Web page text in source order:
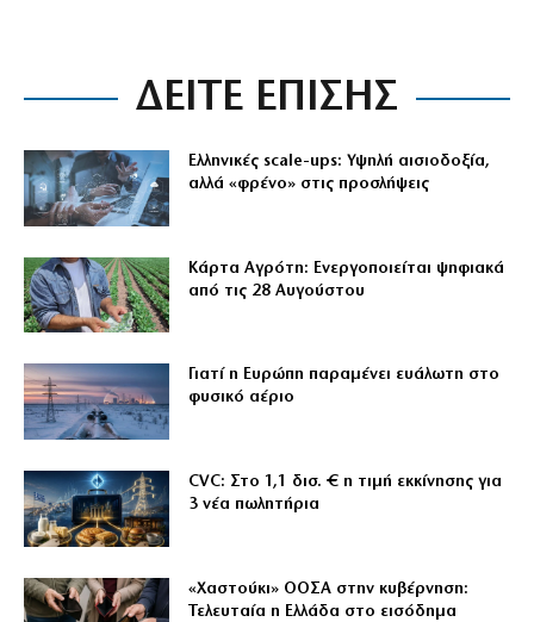
ΔΕΙΤΕ ΕΠΙΣΗΣ
Ελληνικές scale-ups: Υψηλή αισιοδοξία,
αλλά «φρένο» στις προσλήψεις
Κάρτα Αγρότη: Ενεργοποιείται ψηφιακά
από τις 28 Αυγούστου
Γιατί η Ευρώπη παραμένει ευάλωτη στο
φυσικό αέριο
CVC: Στο 1,1 δισ. € η τιμή εκκίνησης για
3 νέα πωλητήρια
«Χαστούκι» ΟΟΣΑ στην κυβέρνηση:
Τελευταία η Ελλάδα στο εισόδημα